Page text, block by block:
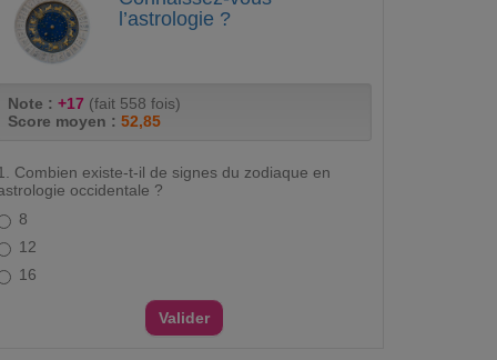
l’astrologie ?
Note : +17 (fait 558 fois)
Score moyen : 52,85
Combien existe-t-il de signes du zodiaque en
occidentale ?
8
12
16